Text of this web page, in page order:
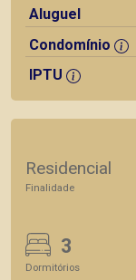
Aluguel
Condomínio
IPTU
Residencial
Finalidade
3
Dormitórios